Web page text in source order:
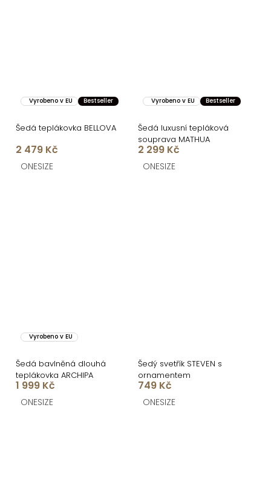
Vyrobeno v EU Bestseller
Šedá teplákovka BELLOVA
2 479 Kč
ONESIZE
Vyrobeno v EU Bestseller
Šedá luxusní tepláková
souprava MATHUA
2 299 Kč
ONESIZE
Vyrobeno v EU
Šedá bavlněná dlouhá
teplákovka ARCHIPA
1 999 Kč
ONESIZE
Šedý svetřík STEVEN s
ornamentem
749 Kč
ONESIZE